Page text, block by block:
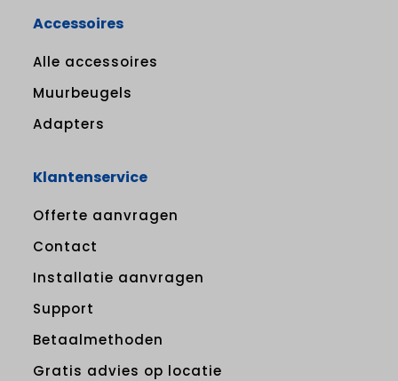
Accessoires
Alle accessoires
Muurbeugels
Adapters
Klantenservice
Offerte aanvragen
Contact
Installatie aanvragen
Support
Betaalmethoden
Gratis advies op locatie